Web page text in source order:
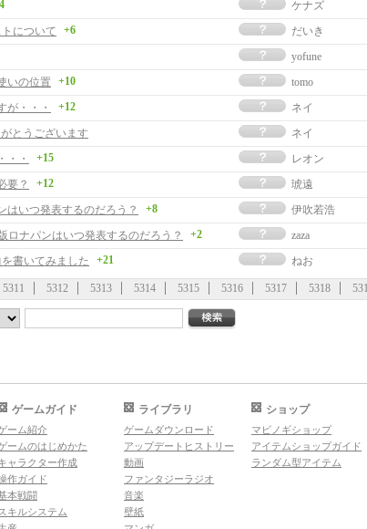
ケナズ
について
+6 だいき
yofune
いの位置
+10 tomo
が・・・
+12 ネイ
とうございます
ネイ
・・
+15 レオン
要？
+12 琥遠
はいつ発表するのだろう？
+8 伊吹若浩
ロナパンはいつ発表するのだろう？
+2 zaza
書いてみました
+21 ねお
5311 5312 5313 5314 5315 5316 5317 5318
ゲームガイド
ーム紹介
ームのはじめかた
ャラクター作成
作ガイド
本戦闘
スキルシステム
ライブラリ
ゲームダウンロード
アップデートヒストリー
動画
ファンタジーラジオ
音楽
壁紙
ショップ
マビノギショップ
アイテムショップガイド
ランダム型アイテム